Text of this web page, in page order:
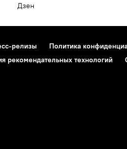
Дзен
релизы
Политика
рекомендательных технологий